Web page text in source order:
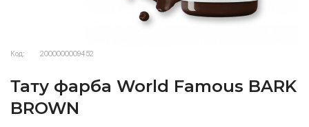
Код: 2000000009452
Тату фарба World Famous BARK
BROWN